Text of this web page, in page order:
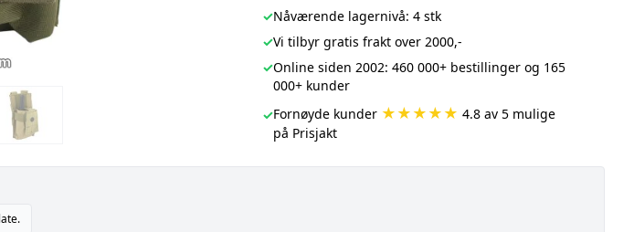
✓Nåværende lagernivå: 4 stk
✓Vi tilbyr gratis frakt over 2000,-
✓Online siden 2002: 460 000+ bestillinger og 165
000+ kunder
✓Fornøyde kunder ★★★★★ 4.8 av 5 mulige
på Prisjakt